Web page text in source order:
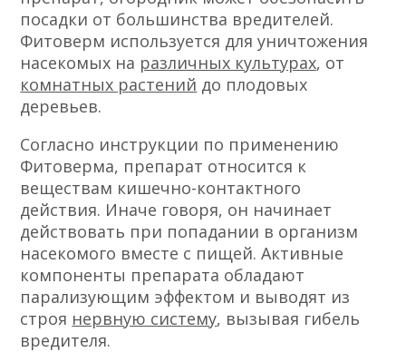
посадки от большинства вредителей.
Фитоверм используется для уничтожения
насекомых на различных культурах, от
комнатных растений до плодовых
деревьев.
Согласно инструкции по применению
Фитоверма, препарат относится к
веществам кишечно-контактного
действия. Иначе говоря, он начинает
действовать при попадании в организм
насекомого вместе с пищей. Активные
компоненты препарата обладают
парализующим эффектом и выводят из
строя нервную систему, вызывая гибель
вредителя.